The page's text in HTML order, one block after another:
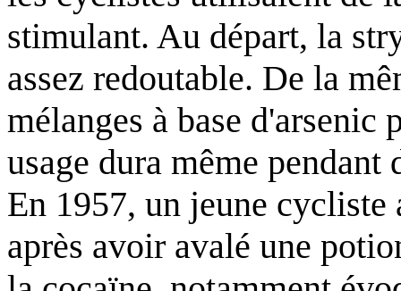
stimulant. Au départ, la
assez redoutable. De la
mélanges à base
usage dura même pendant
En 1957, un jeune
après avoir avalé une